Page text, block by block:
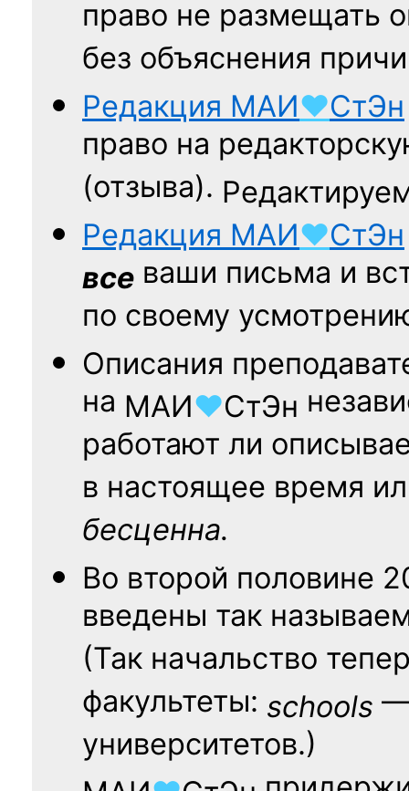
право не размещать
без объяснения
Редакция МАИ♥СтЭн
право на
(отзыва).
Редакция МАИ♥СтЭн
все ваши письма и
по своему
Описания
на МАИ♥СтЭн
работают ли
в настоящее время
бесценна.
Во второй половине
введены так
(Так начальство
факультеты: schools —
университетов.)